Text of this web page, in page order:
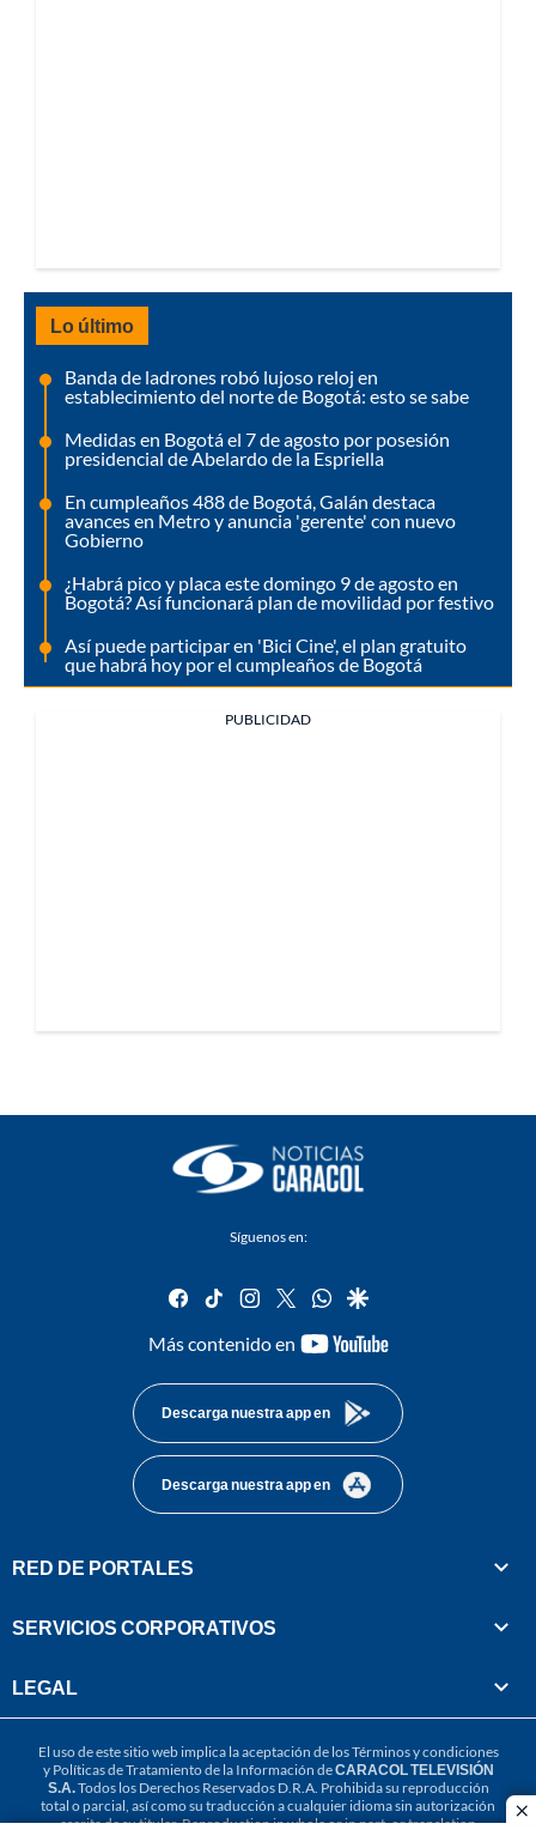
Lo último
Banda de ladrones robó lujoso reloj en
establecimiento del norte de Bogotá: esto se sabe
Medidas en Bogotá el 7 de agosto por posesión
presidencial de Abelardo de la Espriella
En cumpleaños 488 de Bogotá, Galán destaca
avances en Metro y anuncia 'gerente' con nuevo
Gobierno
¿Habrá pico y placa este domingo 9 de agosto en
Bogotá? Así funcionará plan de movilidad por festivo
Así puede participar en 'Bici Cine', el plan gratuito
que habrá hoy por el cumpleaños de Bogotá
PUBLICIDAD
Síguenos en:
facebook
tiktok instagram
twitterwhatsapp
google
Más contenido en
youtube-
Descarga nuestra app en
Descarga nuestra app en
RED DE PORTALES
SERVICIOS CORPORATIVOS
LEGAL
El uso de este sitio web implica la aceptación de losTérminos y condiciones
y Políticas de Tratamiento de la Información deCARACOL TELEVISIÓN
S.A.Todos los Derechos Reservados D.R.A. Prohibida su reproducción
total o parcial, así como su traducción a cualquier idioma sin autorización
escrita de su titular. Reproduction in whole or in part, or translation